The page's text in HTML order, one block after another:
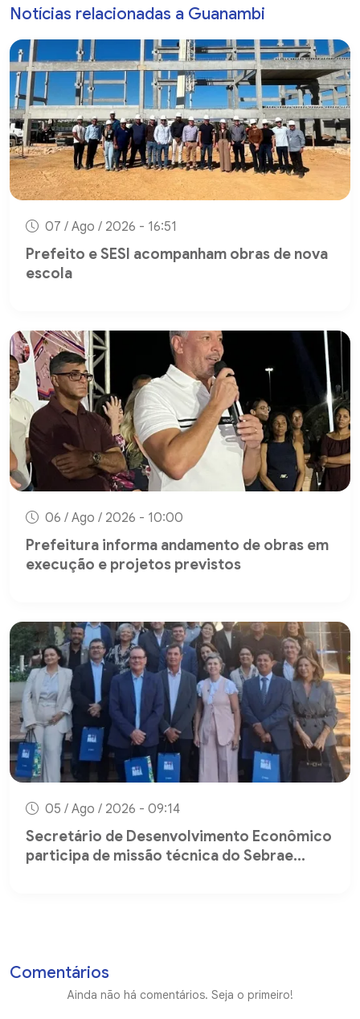
Notícias relacionadas a Guanambi
07 / Ago / 2026 - 16:51
Prefeito e SESI acompanham obras de nova
escola
06 / Ago / 2026 - 10:00
Prefeitura informa andamento de obras em
execução e projetos previstos
05 / Ago / 2026 - 09:14
Secretário de Desenvolvimento Econômico
participa de missão técnica do Sebrae...
Comentários
Ainda não há comentários. Seja o primeiro!